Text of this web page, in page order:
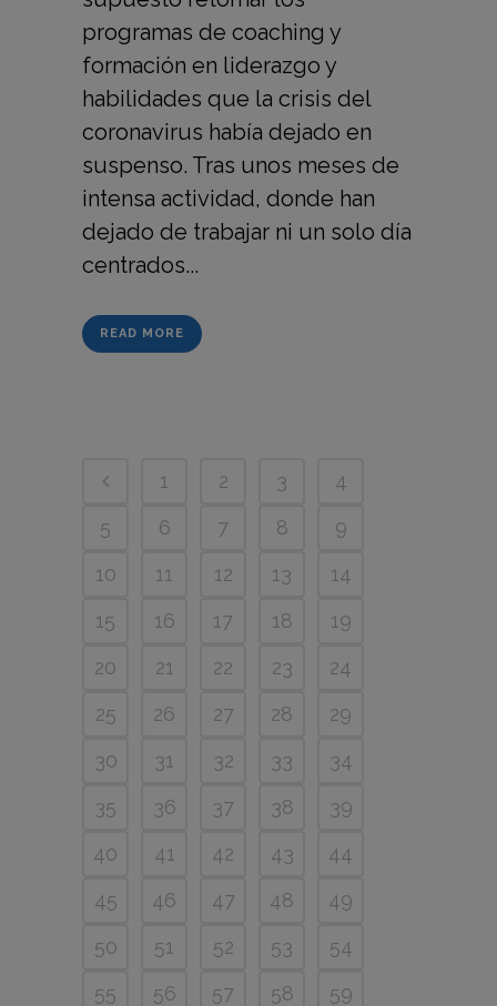
programas de coaching y
formación en liderazgo y
habilidades que la crisis del
coronavirus había dejado en
suspenso. Tras unos meses de
intensa actividad, donde han
dejado de trabajar ni un solo día
centrados...
READ MORE
1 2 3
4
5
6 7 8
9
10
11 12 13
14
15
16 17 18
19
20
21 22 23
24
25
26 27 28
29
30
31 32 33
34
35
36 37 38
39
40
41 42 43
44
45
46 47 48
49
50
51 52 53
54
55
56 57 58
59